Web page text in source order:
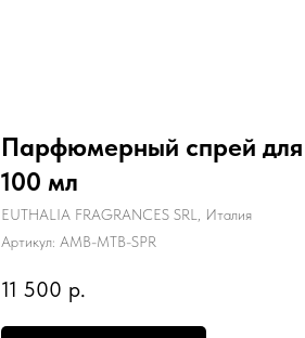
Парфюмерный спрей
100 мл
EUTHALIA FRAGRANCES SRL, Италия
Артикул: AMB-MTB-SPR
11 500 р.